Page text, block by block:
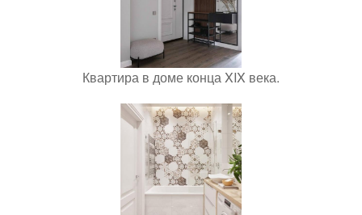
Квартира в доме конца XIX века.